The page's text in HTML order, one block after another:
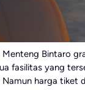
Menteng Bintaro
fasilitas yang
harga tiket